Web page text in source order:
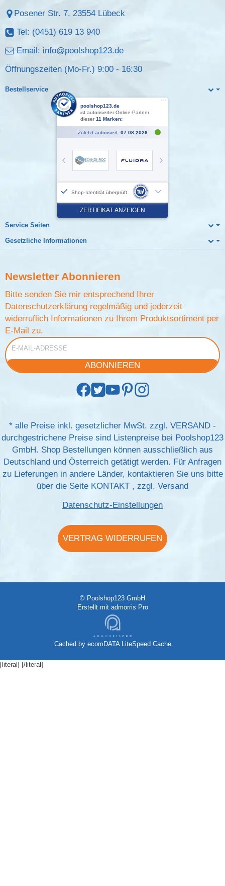
Posener Str. 7, 23554 Lübeck
Tel: (0451) 619 13 940
Email: info@poolshop123.de
Öffnungszeiten (Mo-Fr.) 9:00 - 16:30
Bestellservice
Service Seiten
Gesetzliche Informationen
Newsletter Abonnieren
Bitte senden Sie mir entsprechend Ihrer
Datenschutzerklärung regelmäßig und jederzeit
widerruflich Informationen zu Ihrem Produktsortiment per
E-Mail zu.
E-Mail-Adresse
ABONNIEREN
* alle Preise inkl. gesetzlicher MwSt. zzgl. VERSAND -
durchgestrichene Preise sind Listenpreise bei Poolshop123
GmbH. Shop Bestellungen können ausschließlich aus
Deutschland und Österreich getätigt werden. Für Anfragen
zu Lieferungen in andere Länder, kontaktieren Sie uns bitte
über die Seite KONTAKT , zzgl. Versand
Datenschutz-Einstellungen
VERTRAG WIDERRUFEN
© Poolshop123 GmbH
Erstellt mit admorris Pro
Cached by ecomDATA LiteSpeed Cache
[literal] [/literal]